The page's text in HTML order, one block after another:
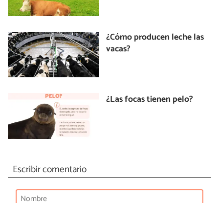
¿Cómo producen leche las
vacas?
¿Las focas tienen pelo?
Escribir comentario